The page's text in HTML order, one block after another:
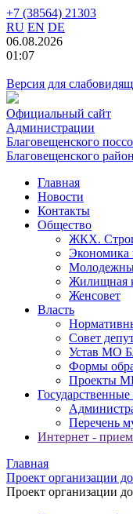
+7 (38564) 21303
RU EN DE
06.08.2026
01:07
Версия для
Официальный сайт
Администрации
Благовещенского
Благовещенского
Главная
Новости
Контакты
Общество
ЖКХ.
Экономика
Жилищная
Женсовет
Власть
Совет
Устав МО
Формы
Проекты
Перечень
Интернет -
Главная
Проект организации
Проект организации